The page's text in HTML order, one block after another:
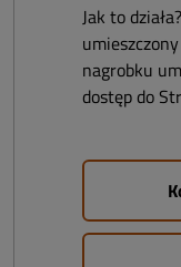
Jak to
nagrobku
dostęp do